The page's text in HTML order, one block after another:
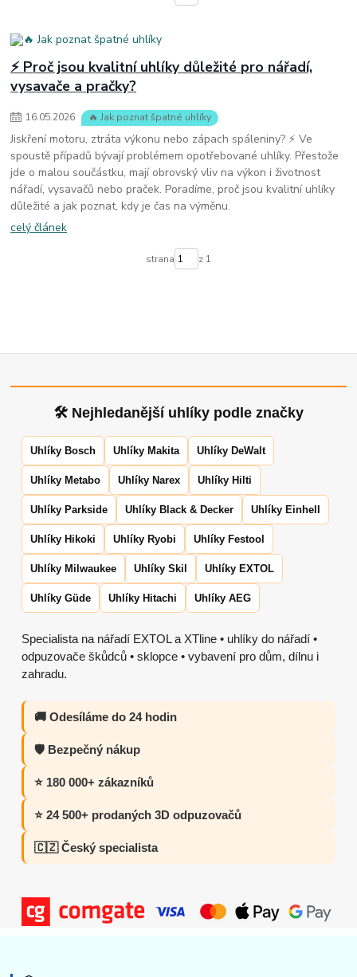
⚡ Proč jsou kvalitní uhlíky důležité pro nářadí,
vysavače a pračky?
16.05.2026 🔥 Jak poznat špatné uhlíky
Jiskření motoru, ztráta výkonu nebo zápach spáleniny? ⚡ Ve
spoustě případů bývají problémem opotřebované uhlíky. Přestože
jde o malou součástku, mají obrovský vliv na výkon i životnost
nářadí, vysavačů nebo praček. Poradíme, proč jsou kvalitní uhlíky
důležité a jak poznat, kdy je čas na výměnu.
celý článek
strana z 1
🛠 Nejhledanější uhlíky podle značky
Uhlíky Bosch Uhlíky Makita Uhlíky DeWalt
Uhlíky Metabo Uhlíky Narex Uhlíky Hilti
Uhlíky Parkside Uhlíky Black & Decker Uhlíky Einhell
Uhlíky Hikoki Uhlíky Ryobi Uhlíky Festool
Uhlíky Milwaukee Uhlíky Skil Uhlíky EXTOL
Uhlíky Güde Uhlíky Hitachi Uhlíky AEG
Specialista na nářadí EXTOL a XTline • uhlíky do nářadí •
odpuzovače škůdců • sklopce • vybavení pro dům, dílnu i
zahradu.
🚚 Odesíláme do 24 hodin
🛡️ Bezpečný nákup
⭐ 180 000+ zákazníků
⭐ 24 500+ prodaných 3D odpuzovačů
🇨🇿 Český specialista